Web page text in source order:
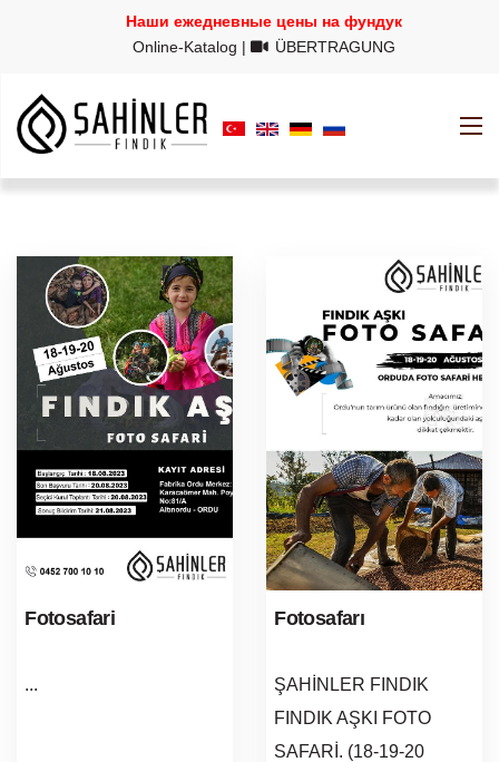
Наши ежедневные цены на фундук
Online-Katalog | ÜBERTRAGUNG
Fotosafari
...
Fotosafarı
ŞAHİNLER FINDIK
FINDIK AŞKI FOTO
SAFARİ. (18-19-20